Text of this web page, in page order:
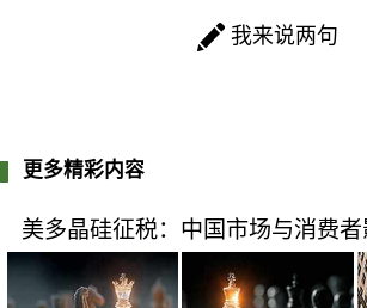
我来说两句
更多精彩内容
美多晶硅征税：中国市场与消费者